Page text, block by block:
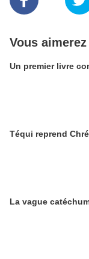
Vous
Un premier livre
Téqui reprend
La vague